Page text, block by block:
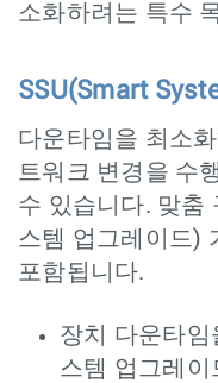
소화하려는 특수
SSU(Smart
다운타임을 최소
트워크 변경을 수
수 있습니다. 맞춤
스템 업그레이드)
포함됩니다.
장치 다운타임
스템 업그레이